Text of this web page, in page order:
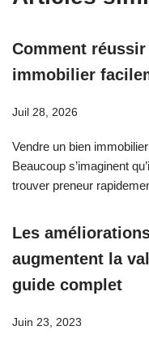
Comment
immobilier
Juil 28, 2026
Vendre un bien
Beaucoup s’imaginent
trouver preneur
Les
augmentent la
guide complet
Juin 23, 2023